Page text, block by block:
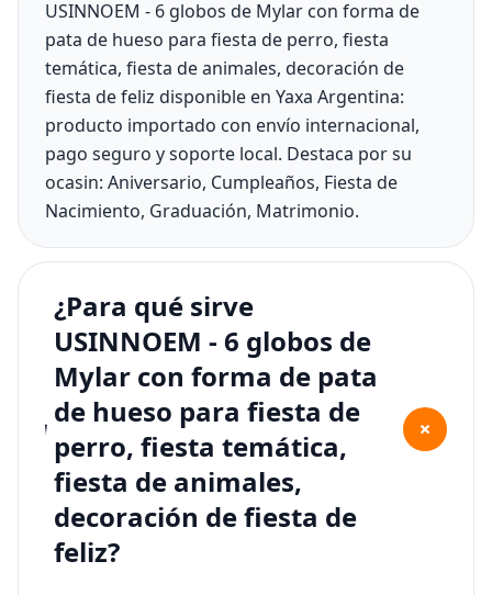
USINNOEM - 6 globos de Mylar con forma de
pata de hueso para fiesta de perro, fiesta
temática, fiesta de animales, decoración de
fiesta de feliz disponible en Yaxa Argentina:
producto importado con envío internacional,
pago seguro y soporte local. Destaca por su
ocasin: Aniversario, Cumpleaños, Fiesta de
Nacimiento, Graduación, Matrimonio.
¿Para qué sirve
USINNOEM - 6 globos de
Mylar con forma de pata
de hueso para fiesta de
perro, fiesta temática,
fiesta de animales,
decoración de fiesta de
feliz?
+